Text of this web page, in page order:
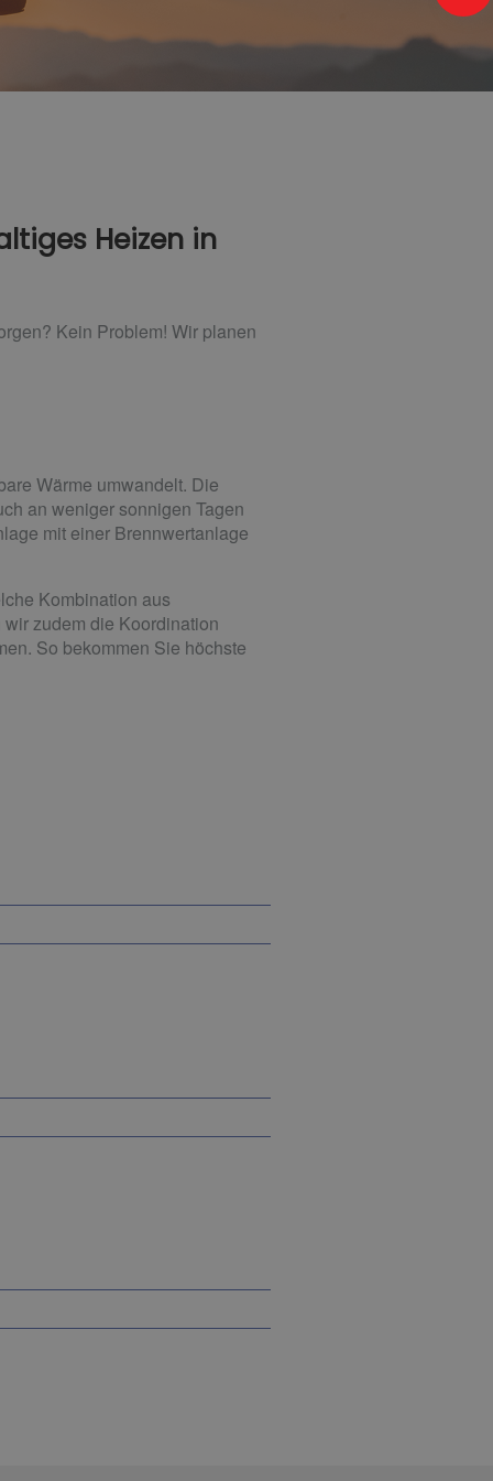
Heizen in
Kein Problem! Wir planen
Wärme umwandelt. Die
an weniger sonnigen Tagen
mit einer Brennwertanlage
Kombination aus
zudem die Koordination
So bekommen Sie höchste